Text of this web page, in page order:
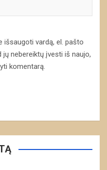
išsaugoti vardą, el. pašto
nebereiktų įvesti iš naujo,
komentarą.